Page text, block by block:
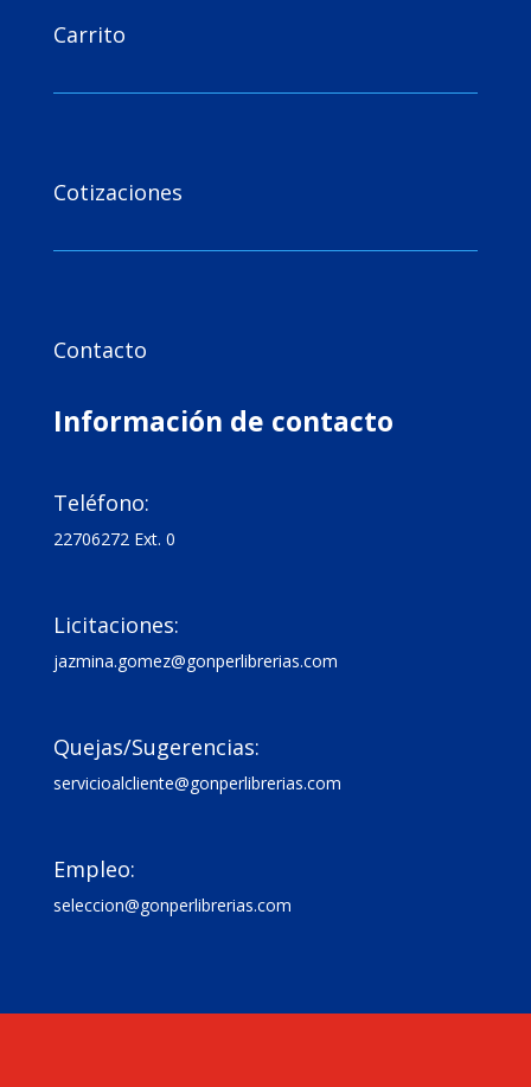
Carrito
Cotizaciones
Contacto
Información de contacto
Teléfono:
22706272 Ext. 0
Licitaciones:
jazmina.gomez@gonperlibrerias.com
Quejas/Sugerencias:
servicioalcliente@gonperlibrerias.com
Empleo:
seleccion@gonperlibrerias.com